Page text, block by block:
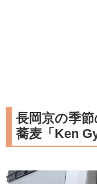
長岡京の季
蕎麦「Ken